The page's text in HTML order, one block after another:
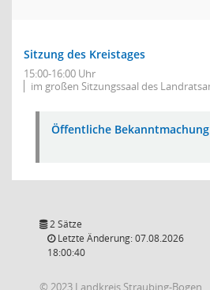
Sitzung des Kreistages
15:00-16:00 Uhr
im großen Sitzungssaal des
Öffentliche Bekanntmachung
2 Sätze
Letzte Änderung: 07.08.2026
18:00:40
© 2023 Landkreis Straubing-Bogen